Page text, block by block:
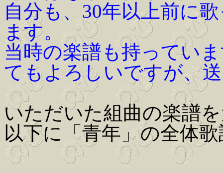
自分も、30年以上前に
ます。
当時の楽譜も持ってい
てもよろしいですが、
いただいた組曲の楽譜
以下に「青年」の全体